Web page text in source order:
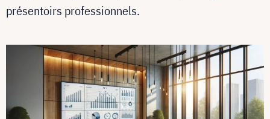
présentoirs professionnels.